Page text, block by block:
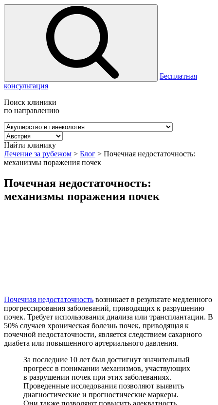
Бесплатная
консультация
Поиск клиники
по направлению
Найти клинику
Лечение за рубежом > Блог > Почечная недостаточность:
механизмы поражения почек
Почечная недостаточность:
механизмы поражения почек
Почечная недостаточность возникает в результате медленного
прогрессирования заболеваний, приводящих к разрушению
почек. Требует использования диализа или трансплантации. В
50% случаев хроническая болезнь почек, приводящая к
почечной недостаточности, является следствием сахарного
диабета или повышенного артериального давления.
За последние 10 лет был достигнут значительный
прогресс в понимании механизмов, участвующих
в разрушении почек при этих заболеваниях.
Проведенные исследования позволяют выявить
диагностические и прогностические маркеры.
Они также позволяют повысить адекватность